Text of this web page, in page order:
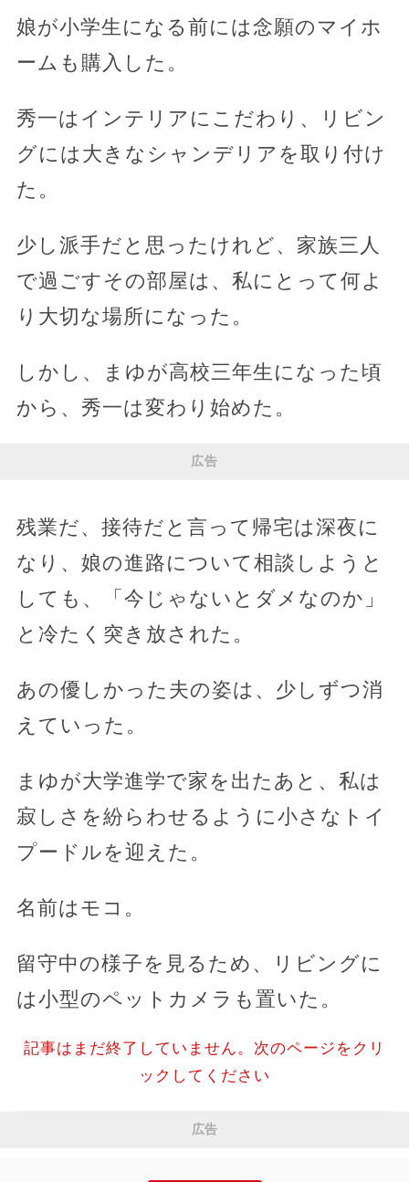
娘が小学生になる前には念願のマイホ
ームも購入した。
秀一はインテリアにこだわり、リビン
グには大きなシャンデリアを取り付け
た。
少し派手だと思ったけれど、家族三人
で過ごすその部屋は、私にとって何よ
り大切な場所になった。
しかし、まゆが高校三年生になった頃
から、秀一は変わり始めた。
広告
残業だ、接待だと言って帰宅は深夜に
なり、娘の進路について相談しようと
しても、「今じゃないとダメなのか」
と冷たく突き放された。
あの優しかった夫の姿は、少しずつ消
えていった。
まゆが大学進学で家を出たあと、私は
寂しさを紛らわせるように小さなトイ
プードルを迎えた。
名前はモコ。
留守中の様子を見るため、リビングに
は小型のペットカメラも置いた。
記事はまだ終了していません。次のページをクリ
ックしてください
広告